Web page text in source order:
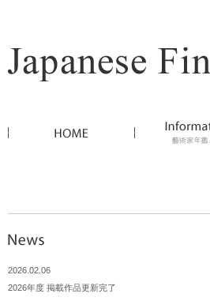
2026.02.06
2026年度 掲載作品更新完了